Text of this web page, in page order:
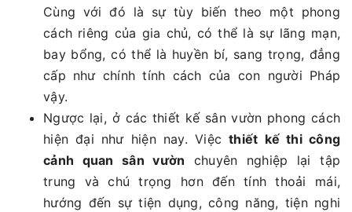
Cùng với đó là sự tùy biến theo một phong
cách riêng của gia chủ, có thể là sự lãng mạn,
bay bổng, có thể là huyền bí, sang trọng, đẳng
cấp như chính tính cách của con người Pháp
vậy.
Ngược lại, ở các thiết kế sân vườn phong cách
hiện đại như hiện nay. Việcthiết kế thi công
cảnh quan sân vườn chuyên nghiệp lại tập
trung và chú trọng hơn đến tính thoải mái,
hướng đến sự tiện dụng, công năng, tiện nghi